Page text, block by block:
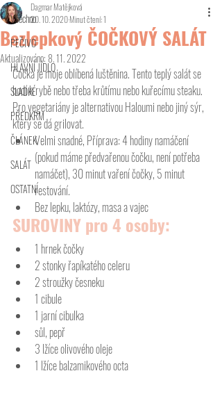
Všechno
PEČIVO
HLAVNÍ JÍDLO
SLADKÉ
PŘEDKRM
ČLÁNEK
SALÁT
OSTATNÍ
Bezlepkový ČOČKOVÝ SALÁT
Dagmar Matějková
20. 10. 2020Minut čtení: 1
Aktualizováno: 8. 11. 2022
Čočka je moje oblíbená luštěnina. Tento teplý salát se
hodí k rybě nebo třeba krůtímu nebo kuřecímu steaku.
Pro vegetariány je alternativou Haloumi nebo jiný sýr,
který se dá grilovat.
Velmi snadné, Příprava: 4 hodiny namáčení
(pokud máme předvařenou čočku, není potřeba
namáčet), 30 minut vaření čočky, 5 minut
restování.
Bez lepku, laktózy, masa a vajec
SUROVINY pro 4 osoby:
1 hrnek čočky
2 stonky řapíkatého celeru
2 stroužky česneku
1 cibule
1 jarní cibulka
sůl, pepř
3 lžíce olivového oleje
1 lžíce balzamikového octa